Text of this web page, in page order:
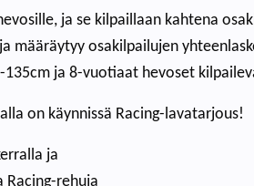
ja se kilpaillaan kahtena
määräytyy osakilpailujen
ja 8-vuotiaat hevoset
on käynnissä Racing-lavatarjous!
ja
Racing-rehuja